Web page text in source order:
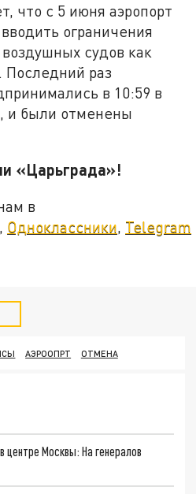
что с 5 июня аэропорт
ограничения
судов как
Последний раз
в 10:59 в
и были отменены
«Царьграда»!
в
, Одноклассники, Telegram
АЭРООПРТ ОТМЕНА
Москвы: На генералов